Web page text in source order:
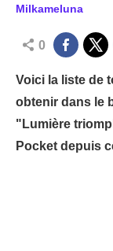
Milkameluna
0
Voici la liste de
obtenir dans le
"Lumière
Pocket depuis